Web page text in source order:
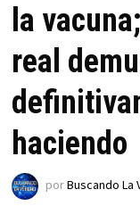
la
real
haciendo
porBuscando La